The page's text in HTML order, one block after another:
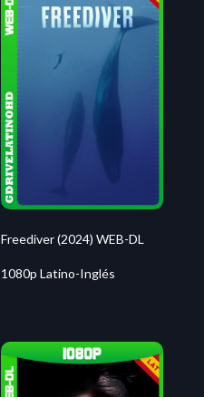
Freediver (2024) WEB-DL
1080p Latino-Inglés